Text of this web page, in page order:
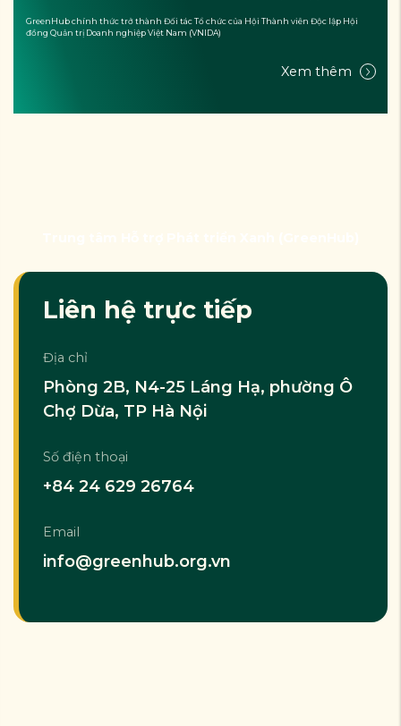
thức trở thành Đối tác Tổ chức của Hội Thành viên Độc lập Hội
nghiệp Việt Nam (VNIDA)
GreenHub
Liên hệ trực tiếp
Địa chỉ
Phòng 2B, N4-25 Láng Hạ, phường Ô
Chợ Dừa, TP Hà Nội
Số điện thoại
+84 24 629 26764
Email
info@greenhub.org.vn